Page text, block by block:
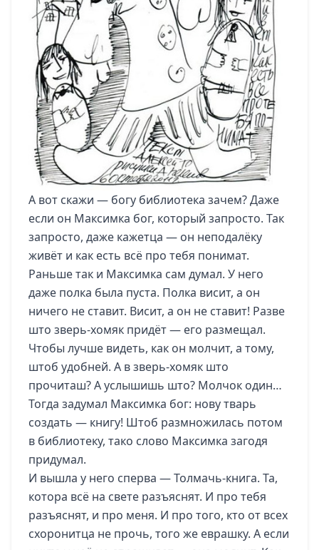
А вот скажи — богу библиотека зачем? Даже
если он Максимка бог, который запросто. Так
запросто, даже кажетца — он неподалёку
живёт и как есть всё про тебя понимат.
Раньше так и Максимка сам думал. У него
даже полка была пуста. Полка висит, а он
ничего не ставит. Висит, а он не ставит! Разве
што зверь-хомяк придёт — его размещал.
Чтобы лучше видеть, как он молчит, а тому,
штоб удобней. А в зверь-хомяк што
прочиташ? А услышишь што? Молчок один…
Тогда задумал Максимка бог: нову тварь
создать — книгу! Штоб размножилась потом
в библиотеку, тако слово Максимка загодя
придумал.
И вышла у него сперва — Толмачь-книга. Та,
котора всё на свете разъяснят. И про тебя
разъяснят, и про меня. И про того, кто от всех
схоронитца не прочь, того же еврашку. А если